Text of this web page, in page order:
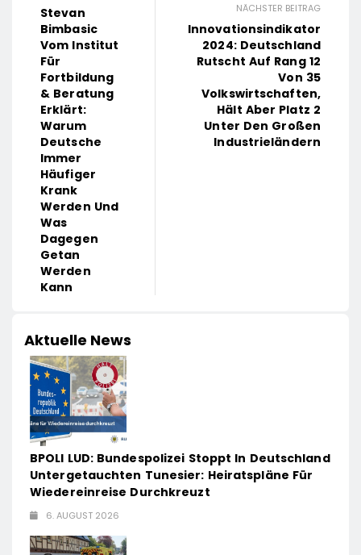
Stevan
Bimbasic
Vom Institut
Für
Fortbildung
& Beratung
Erklärt:
Warum
Deutsche
Immer
Häufiger
Krank
Werden Und
Was
Dagegen
Getan
Werden
Kann
NÄCHSTER BEITRAG
Innovationsindikator
2024: Deutschland
Rutscht Auf Rang 12
Von 35
Volkswirtschaften,
Hält Aber Platz 2
Unter Den Großen
Industrieländern
Aktuelle News
BPOLI LUD: Bundespolizei Stoppt In Deutschland
Untergetauchten Tunesier: Heiratspläne Für
Wiedereinreise Durchkreuzt
6. AUGUST 2026